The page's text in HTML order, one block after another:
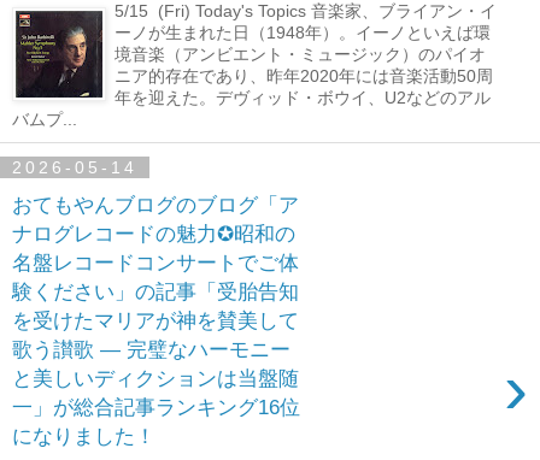
5/15 (Fri) Today's Topics 音楽家、ブライアン・イ
ーノが生まれた日（1948年）。イーノといえば環
境音楽（アンビエント・ミュージック）のパイオ
ニア的存在であり、昨年2020年には音楽活動50周
年を迎えた。デヴィッド・ボウイ、U2などのアル
バムプ...
2026-05-14
おてもやんブログのブログ「ア
ナログレコードの魅力✪昭和の
名盤レコードコンサートでご体
験ください」の記事「受胎告知
を受けたマリアが神を賛美して
歌う讃歌 ― 完璧なハーモニー
と美しいディクションは当盤随
一」が総合記事ランキング16位
になりました！
›